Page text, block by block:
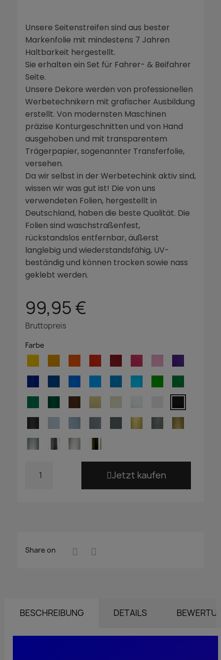
Unsere Seitenstreifen sind aus bester
Markenfolie mit mindestens 7 Jahren
Haltbarkeit hergestellt.
Sie erhalten ein Set für Fahrer- & Beifahrer
Seite.
Unsere Dekore werden von professionellen
Werbetechnikern mit grafischer Ausbildung
erstellt. Von modernsten Maschinen
präzise Konturgeschnitten und von Hand
ausgehoben und mit transparentem
Trägerpapier, sogenannter Transferfolie,
versehen.
Da wir selbst in der Werbetechink aktiv sind,
wissen wir was gut ist! Die von uns
verwendeten Folien, hergestellt in
Deutschland, haben die beste Qualität. Die
Folien sind waschstraßenfest,
rückstandslos entfernbar, äußerst
langlebig und wiederstandsfähig, UV-
beständig und können trocken sowie nass
geklebt werden.
99,95 €
Bruttopreis
Farbe
Jetzt kaufen
Share on
BESCHREIBUNG DETAILS